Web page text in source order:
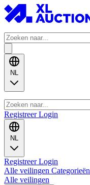
NL
RegistreerLogin
NL
RegistreerLogin
Alle veilingen Categorieën
Alle veilingen